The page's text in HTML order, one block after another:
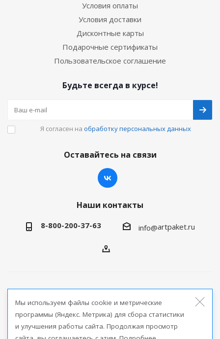
Условия оплаты
Условия доставки
Дисконтные карты
Подарочные сертификаты
Пользовательское соглашение
Будьте всегда в курсе!
Я согласен на обработку персональных данных
Оставайтесь на связи
Наши контакты
8-800-200-37-63 info@artpaket.ru
продукции
Версия для печати
Мы используем файлы cookie и метрические
программы (Яндекс. Метрика) для сбора статистики
и улучшения работы сайта. Продолжая просмотр